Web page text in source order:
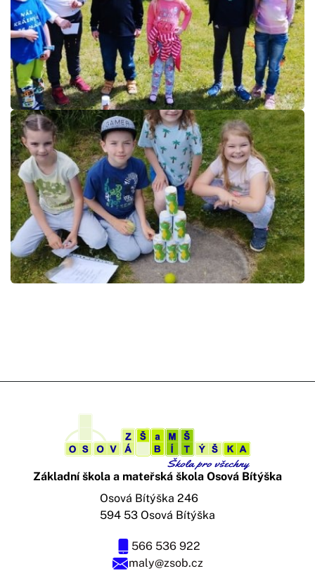
Základní škola a mateřská škola Osová Bítýška
maly@zsob.cz
566 536 922
Osová Bítýška 246
594 53 Osová Bítýška